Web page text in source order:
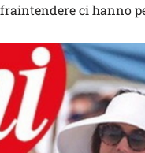
ci hanno